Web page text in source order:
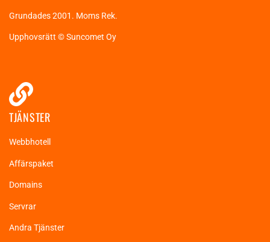
Grundades 2001. Moms Rek.
Upphovsrätt © Suncomet Oy
TJÄNSTER
Webbhotell
Affärspaket
Domains
Servrar
Andra Tjänster